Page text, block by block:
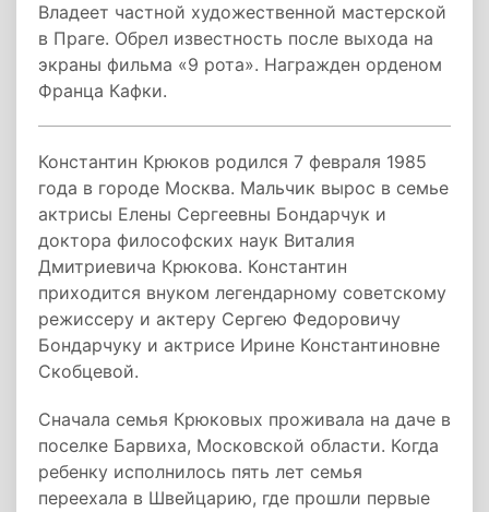
Владеет частной художественной мастерской
в Праге. Обрел известность после выхода на
экраны фильма «9 рота». Награжден орденом
Франца Кафки.
Константин Крюков родился 7 февраля 1985
года в городе Москва. Мальчик вырос в семье
актрисы Елены Сергеевны Бондарчук и
доктора философских наук Виталия
Дмитриевича Крюкова. Константин
приходится внуком легендарному советскому
режиссеру и актеру Сергею Федоровичу
Бондарчуку и актрисе Ирине Константиновне
Скобцевой.
Сначала семья Крюковых проживала на даче в
поселке Барвиха, Московской области. Когда
ребенку исполнилось пять лет семья
переехала в Швейцарию, где прошли первые